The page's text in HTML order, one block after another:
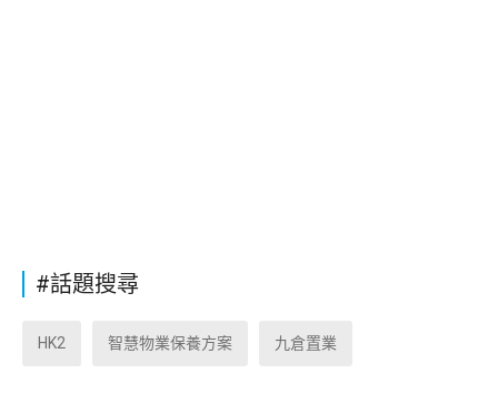
#話題搜尋
HK2 智慧物業保養方案 九倉置業